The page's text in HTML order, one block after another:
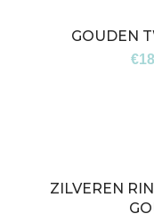
GOUDEN
€
ZILVEREN